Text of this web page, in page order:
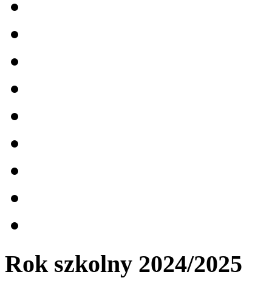
Rok szkolny 2024/2025